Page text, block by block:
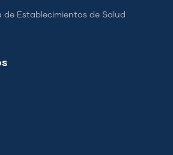
de Establecimientos de Salud